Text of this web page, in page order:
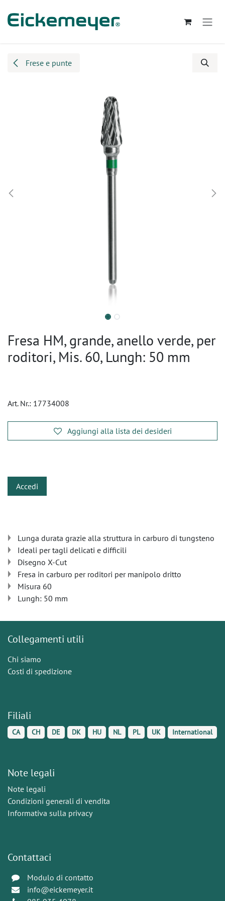
Frese e punte
Fresa HM, grande, anello verde, per
roditori, Mis. 60, Lungh: 50 mm
Art. Nr.: 17734008
Aggiungi alla lista dei desideri
Accedi
Lunga durata grazie alla struttura in carburo di tungsteno
Ideali per tagli delicati e difficili
Disegno X-Cut
Fresa in carburo per roditori per manipolo dritto
Misura 60
Lungh: 50 mm
Collegamenti utili
Chi siamo
Costi di spedizione
Filiali
CA CH DE DK HU NL PL UK International
Note legali
Note legali
Condizioni generali di vendita
Informativa sulla privacy
Contattaci
Modulo di contatto
info@eickemeyer.it